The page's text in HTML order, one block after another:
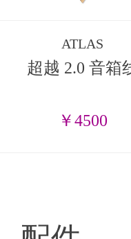
ATLAS
超越 2.0 音箱
￥4500